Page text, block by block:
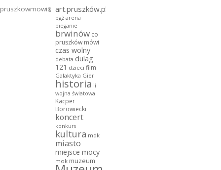
pruszkowmowi@gmail.com
art.pruszków.pl
bgż arena
bieganie
brwinów co
pruszków mówi
czas wolny
debata dulag
121 dzieci film
Galaktyka Gier
historia ii
wojna światowa
Kacper
Borowiecki
koncert
konkurs
kultura mdk
miasto
miejsce mocy
mok muzeum